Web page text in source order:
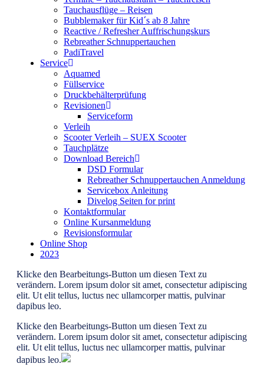
Tauchausflüge – Reisen
Bubblemaker für Kid´s ab 8 Jahre
Reactive / Refresher Auffrischungskurs
Rebreather Schnuppertauchen
PadiTravel
Service
Aquamed
Füllservice
Druckbehälterprüfung
Revisionen
Serviceform
Verleih
Scooter Verleih – SUEX Scooter
Tauchplätze
Download Bereich
DSD Formular
Rebreather Schnuppertauchen Anmeldung
Servicebox Anleitung
Divelog Seiten for print
Kontaktformular
Online Kursanmeldung
Revisionsformular
Online Shop
2023
Klicke den Bearbeitungs-Button um diesen Text zu
verändern. Lorem ipsum dolor sit amet, consectetur adipiscing
elit. Ut elit tellus, luctus nec ullamcorper mattis, pulvinar
dapibus leo.
Klicke den Bearbeitungs-Button um diesen Text zu
verändern. Lorem ipsum dolor sit amet, consectetur adipiscing
elit. Ut elit tellus, luctus nec ullamcorper mattis, pulvinar
dapibus leo.